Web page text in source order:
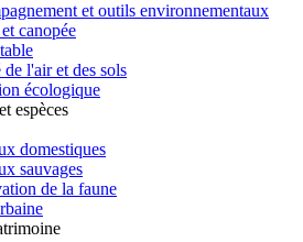
et outils environnementaux
canopée
l'air et des sols
écologique
espèces
domestiques
sauvages
de la faune